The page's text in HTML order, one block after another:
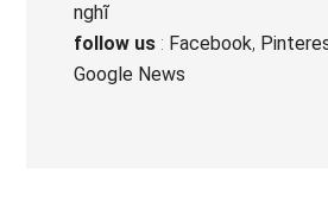
nghĩ
follow us : Facebook,
Google News